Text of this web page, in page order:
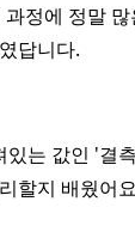
정에 정말
답니다.
있는 값인 '결
할지 배웠어